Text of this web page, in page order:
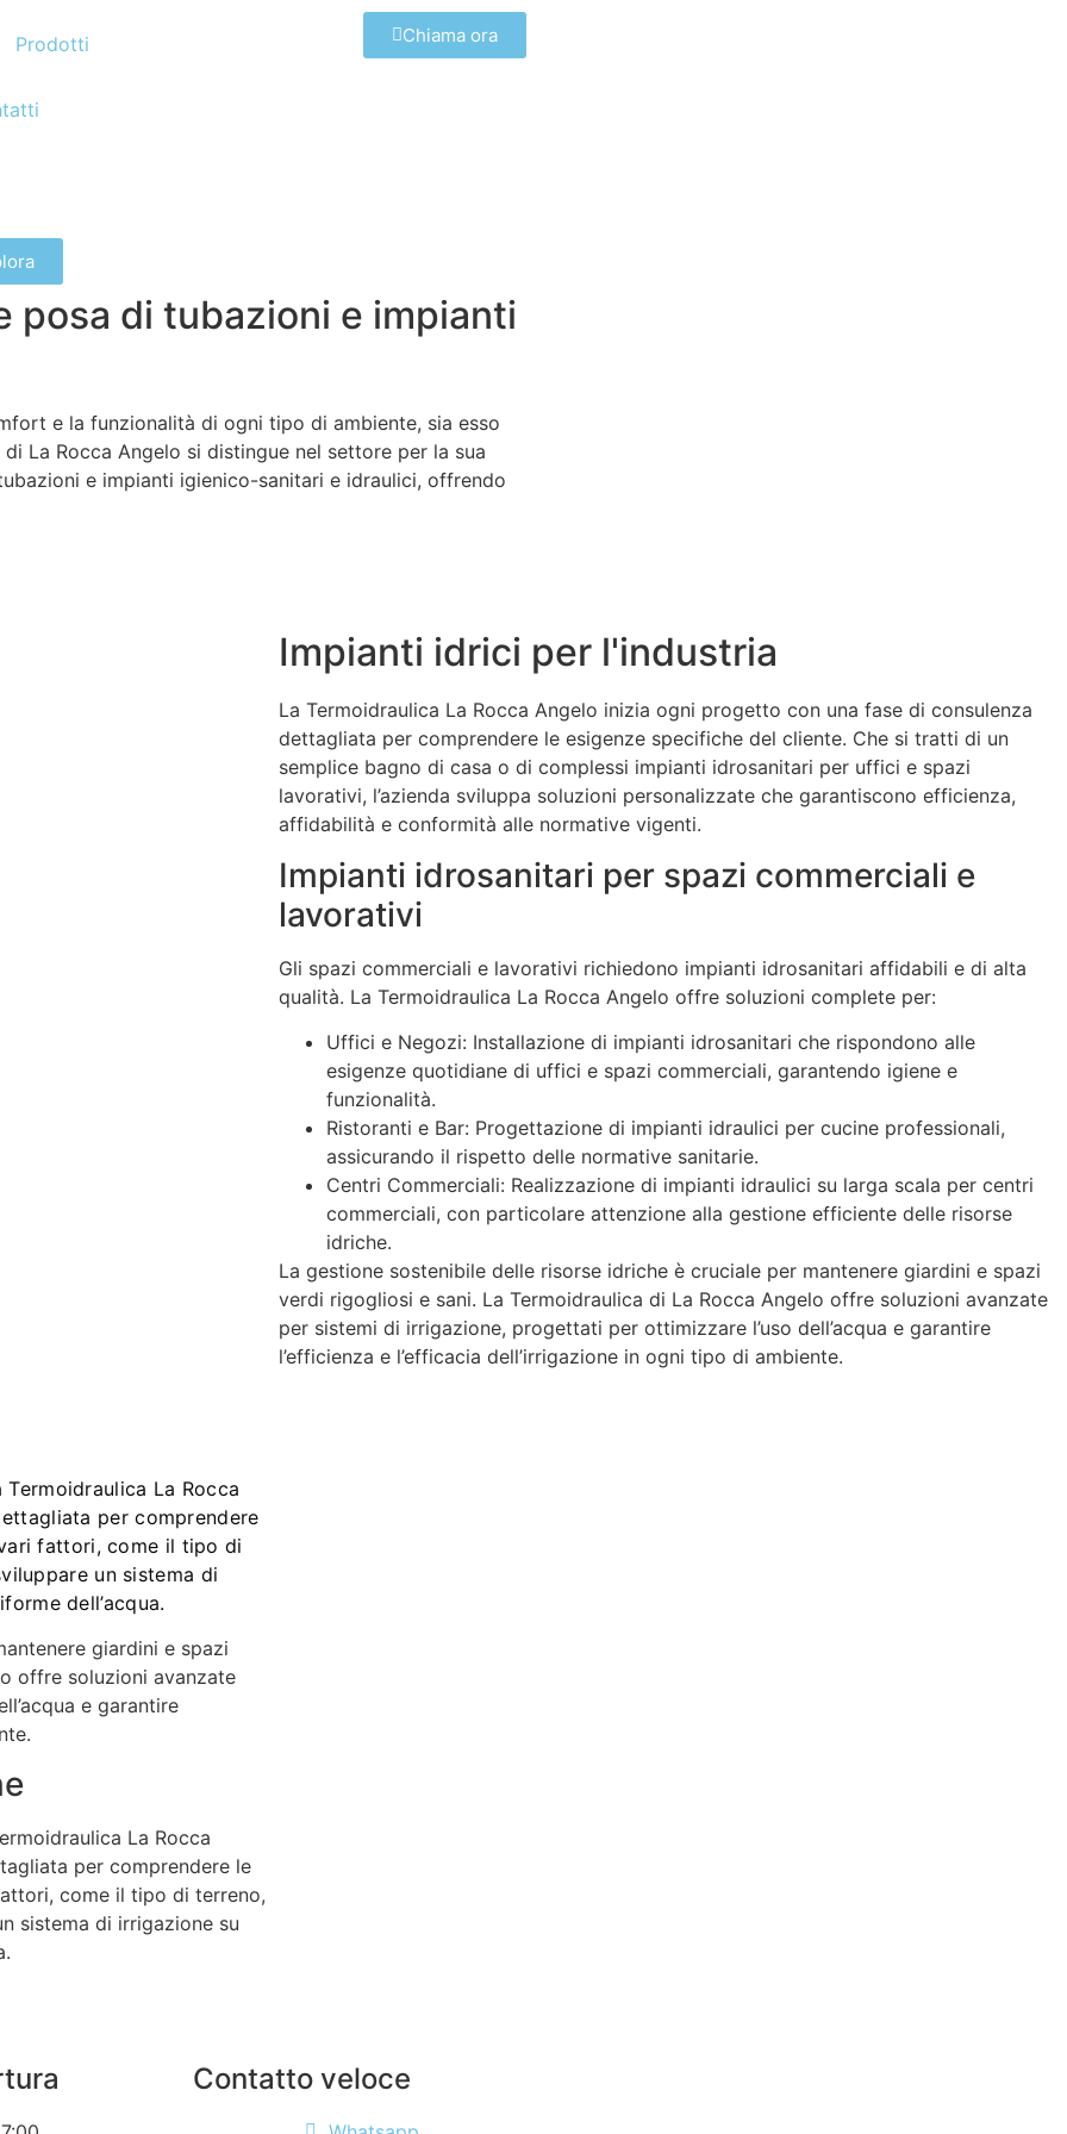
Prodotti Chiama ora
posa di tubazioni e impianti
e la funzionalità di ogni tipo di ambiente, sia esso
La Rocca Angelo si distingue nel settore per la sua
e impianti igienico-sanitari e idraulici, offrendo
Impianti idrici per l'industria
La Termoidraulica La Rocca Angelo inizia ogni progetto con una fase di consulenza
dettagliata per comprendere le esigenze specifiche del cliente. Che si tratti di un
semplice bagno di casa o di complessi impianti idrosanitari per uffici e spazi
lavorativi, l’azienda sviluppa soluzioni personalizzate che garantiscono efficienza,
affidabilità e conformità alle normative vigenti.
Impianti idrosanitari per spazi commerciali e
lavorativi
Gli spazi commerciali e lavorativi richiedono impianti idrosanitari affidabili e di alta
qualità. La Termoidraulica La Rocca Angelo offre soluzioni complete per:
Uffici e Negozi: Installazione di impianti idrosanitari che rispondono alle
esigenze quotidiane di uffici e spazi commerciali, garantendo igiene e
funzionalità.
Ristoranti e Bar: Progettazione di impianti idraulici per cucine professionali,
assicurando il rispetto delle normative sanitarie.
Centri Commerciali: Realizzazione di impianti idraulici su larga scala per centri
commerciali, con particolare attenzione alla gestione efficiente delle risorse
idriche.
La gestione sostenibile delle risorse idriche è cruciale per mantenere giardini e spazi
verdi rigogliosi e sani. La Termoidraulica di La Rocca Angelo offre soluzioni avanzate
per sistemi di irrigazione, progettati per ottimizzare l’uso dell’acqua e garantire
l’efficienza e l’efficacia dell’irrigazione in ogni tipo di ambiente.
La Rocca
per comprendere
fattori, come il tipo di
un sistema di
dell’acqua.
giardini e spazi
offre soluzioni avanzate
e garantire
La Rocca
per comprendere le
come il tipo di terreno,
sistema di irrigazione su
Contatto veloce